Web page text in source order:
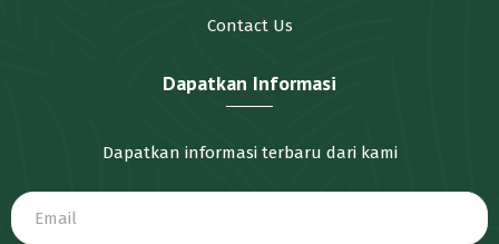
Contact Us
Dapatkan Informasi
Dapatkan informasi terbaru dari kami